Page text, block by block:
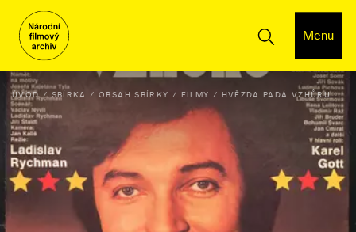
Menu
ÚVOD SBÍRKA OBSAH SBÍRKY FILMY HVĚZDA PADÁ VZHŮRU